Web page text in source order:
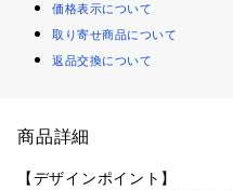
価格表示について
取り寄せ商品について
返品交換について
商品詳細
【デザインポイント】